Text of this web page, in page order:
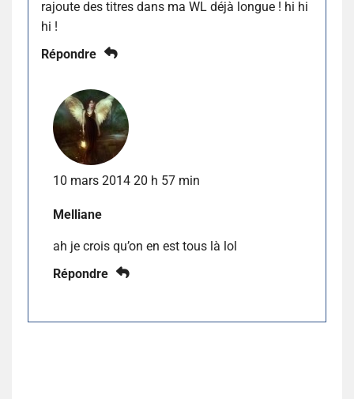
rajoute des titres dans ma WL déjà longue ! hi hi
hi !
Répondre
10 mars 2014 20 h 57 min
Melliane
ah je crois qu’on en est tous là lol
Répondre